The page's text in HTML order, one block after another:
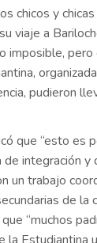
chicos y
viaje a
imposible, pero
pudieron
que “esto es
de integración y
un trabajo
de la
“muchos